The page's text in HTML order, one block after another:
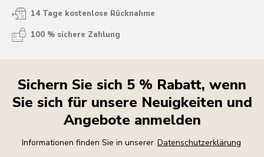
14 Tage kostenlose Rücknahme
100 % sichere Zahlung
Sichern Sie sich 5 % Rabatt, wenn
Sie sich für unsere Neuigkeiten und
Angebote anmelden
Informationen finden Sie in unserer Datenschutzerklärung